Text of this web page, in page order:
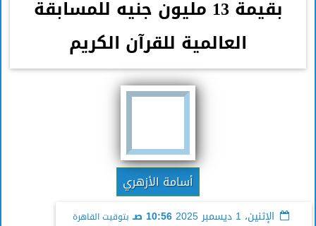
بقيمة 13 مليون جنيه للمسابقة
العالمية للقرآن الكريم
أسامة الأزهري
الإثنين، 1 ديسمبر 2025 10:56 صـ بتوقيت القاهرة